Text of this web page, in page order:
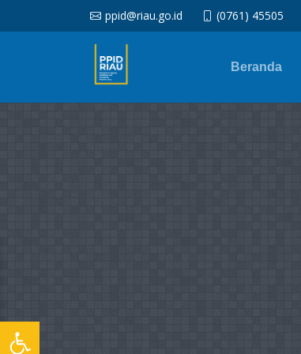
ppid@riau.go.id (0761) 45505
Beranda